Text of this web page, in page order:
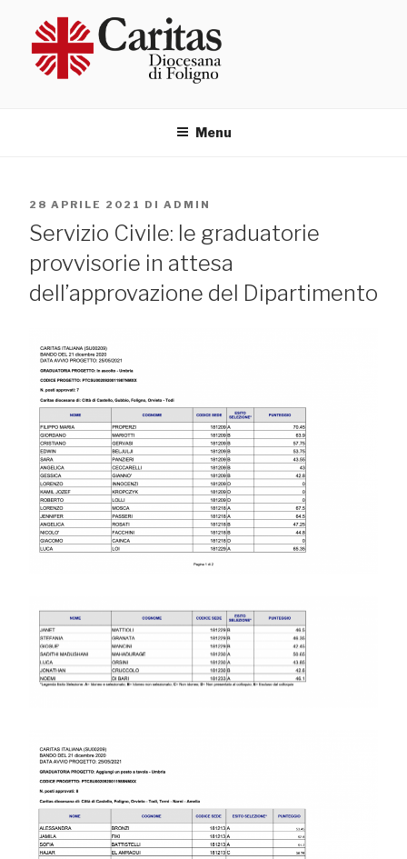
contenuto
Menu
PUBBLICATO
IL
28 APRILE 2021 DI ADMIN
Servizio Civile: le graduatorie
provvisorie in attesa
dell’approvazione del Dipartimento